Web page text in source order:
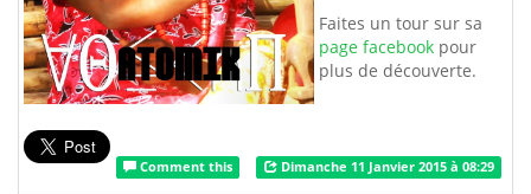
Faites un tour sur sa
page facebookpour
plus de découverte.
Comment this Dimanche 11 Janvier 2015 à 08:29